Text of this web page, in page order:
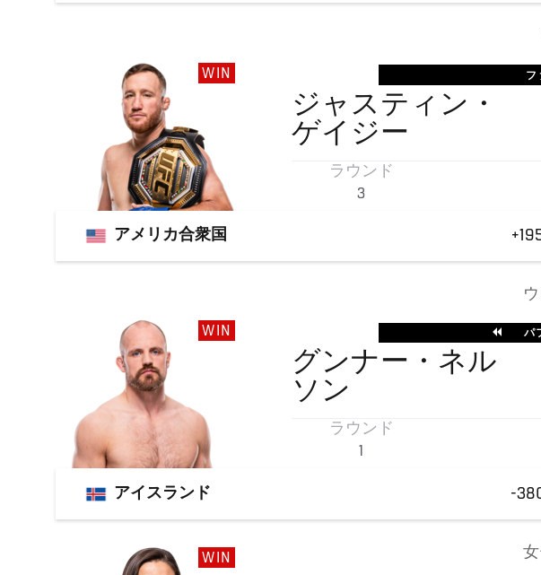
WIN フ
ジャスティン・
ゲイジー
ラウンド
3
アメリカ合衆国
WIN パ
グンナー・ネル
ソン
ラウンド
1
アイスランド -
WIN